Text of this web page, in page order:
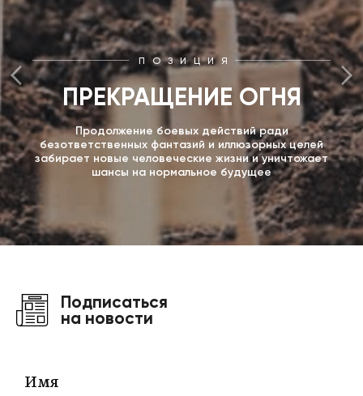
ПОЗИЦИЯ
ПРЕКРАЩЕНИЕ ОГНЯ
Продолжение боевых действий ради
безответственных фантазий и иллюзорных целей
забирает новые человеческие жизни и уничтожает
шансы на нормальное будущее
Подписаться
на новости